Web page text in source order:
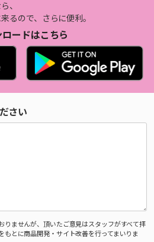
、
るので、さらに便利。
ードはこちら
さい
りませんが、頂いたご意見はスタッフがすべて拝
もとに商品開発・サイト改善を行ってまいりま